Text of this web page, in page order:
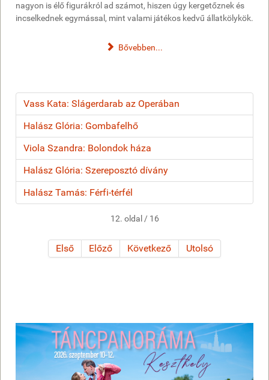
nagyon is élő figurákról ad számot, hiszen úgy kergetőznek és
incselkednek egymással, mint valami játékos kedvű állatkölykök.
Bővebben...
Vass Kata: Slágerdarab az Operában
Halász Glória: Gombafelhő
Viola Szandra: Bolondok háza
Halász Glória: Szereposztó dívány
Halász Tamás: Férfi-térfél
12. oldal / 16
Első Előző Következő Utolsó